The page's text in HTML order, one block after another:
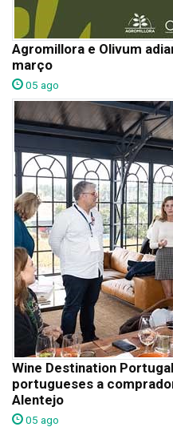
Agromillora e Olivum
março
05 ago
Wine Destination
portugueses a
Alentejo
05 ago